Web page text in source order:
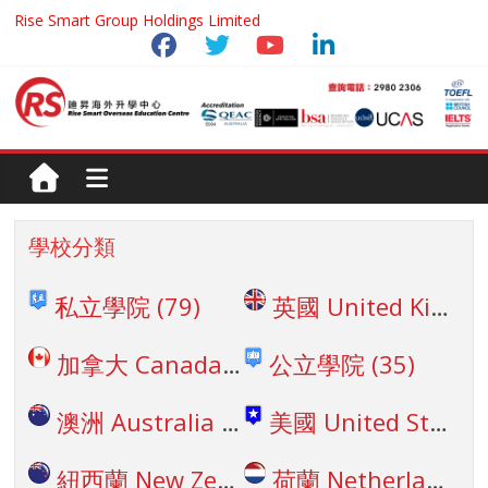
Rise Smart Group Holdings Limited
學校分類
私立學院 (79)
英國 United Kingdom
加拿大 Canada (45)公立學院 (35)
澳洲 Australia (27) 美國 United States
紐西蘭 New Zealand
(6)
荷蘭 Netherland